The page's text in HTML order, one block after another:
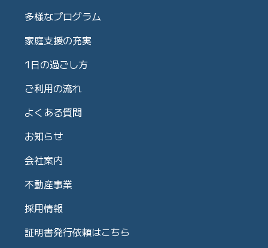
多様なプログラム
家庭支援の充実
1日の過ごし方
ご利用の流れ
よくある質問
お知らせ
会社案内
不動産事業
採用情報
証明書発行依頼はこちら